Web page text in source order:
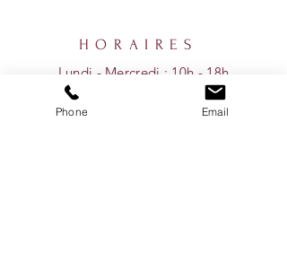
HORAIRES
Lundi - Mercredi : 10h - 18h
​​Jeudi - Vendredi : 10h - 20h
​Samedi : 10h - 17h
Phone Email